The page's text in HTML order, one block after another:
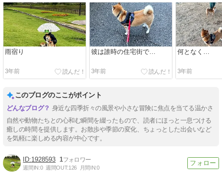
雨宿り
3年前
彼は誰時の住宅街で…
3年前
何となく…
3年前
このブログのここがポイント
身近な四季折々の風景や小さな冒険に焦点を当てる温かさ
自然や動物たちとの心和む瞬間を綴ったもので、読者にほっと一息つける
癒しの時間を提供します。お散歩や季節の変化、ちょっとした出会いなど
を気軽に楽しめる内容が中心です。
1928593 1
週間IN:0 週間OUT:126 月間IN:0